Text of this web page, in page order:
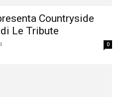
Countryside
Le Tribute
0